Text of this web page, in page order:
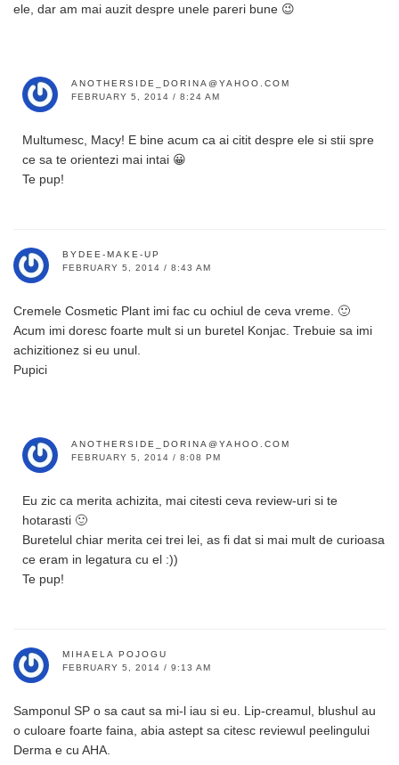
ele, dar am mai auzit despre unele pareri bune 😉
ANOTHERSIDE_DORINA@YAHOO.COM
FEBRUARY 5, 2014 / 8:24 AM
Multumesc, Macy! E bine acum ca ai citit despre ele si stii spre
ce sa te orientezi mai intai 😀
Te pup!
BYDEE-MAKE-UP
FEBRUARY 5, 2014 / 8:43 AM
Cremele Cosmetic Plant imi fac cu ochiul de ceva vreme. 🙂
Acum imi doresc foarte mult si un buretel Konjac. Trebuie sa imi
achizitionez si eu unul.
Pupici
ANOTHERSIDE_DORINA@YAHOO.COM
FEBRUARY 5, 2014 / 8:08 PM
Eu zic ca merita achizita, mai citesti ceva review-uri si te
hotarasti 🙂
Buretelul chiar merita cei trei lei, as fi dat si mai mult de curioasa
ce eram in legatura cu el :))
Te pup!
MIHAELA POJOGU
FEBRUARY 5, 2014 / 9:13 AM
Samponul SP o sa caut sa mi-l iau si eu. Lip-creamul, blushul au
o culoare foarte faina, abia astept sa citesc reviewul peelingului
Derma e cu AHA.